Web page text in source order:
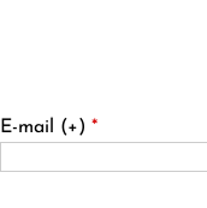
E-mail (+) *